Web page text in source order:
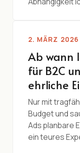
2. MÄRZ 2026
Ab wann
für B2C
ehrliche
Nur mit
Budget und
Ads planbare
ein teures